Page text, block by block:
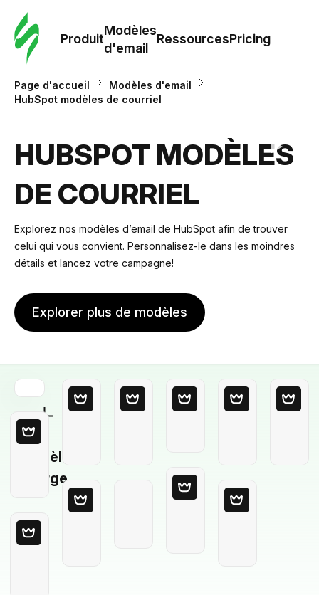
Produit
Modèles
d'email
RessourcesPricing
Page d'accueil
Modèles d'email
HubSpot modèles de courriel
HUBSPOT MODÈLES
DE COURRIEL
Explorez nos modèles d’email de HubSpot afin de trouver
celui qui vous convient. Personnalisez-le dans les moindres
détails et lancez votre campagne!
Explorer plus de modèles
Modèle
Vierge